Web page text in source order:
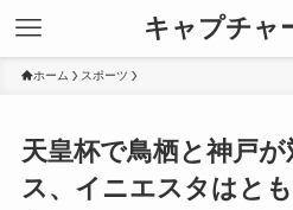
キャプチャ
ホーム スポーツ
天皇杯で鳥栖と神戸
ス、イニエスタはと